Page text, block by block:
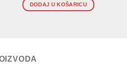
DODAJ U KOŠARICU